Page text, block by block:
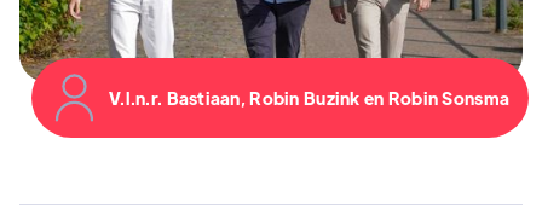
V.l.n.r. Bastiaan, Robin Buzink en Robin Sonsma